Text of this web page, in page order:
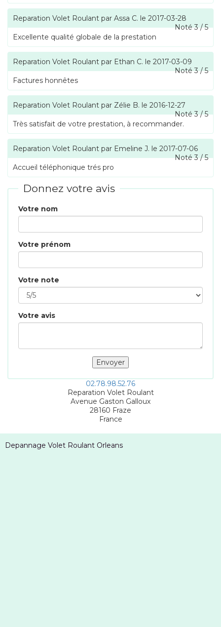
Reparation Volet Roulant par Assa C. le 2017-03-28
Noté3/5
Excellente qualité globale de la prestation
Reparation Volet Roulant par Ethan C. le 2017-03-09
Noté3/5
Factures honnêtes
Reparation Volet Roulant par Zélie B. le 2016-12-27
Noté3/5
Très satisfait de votre prestation, à recommander.
Reparation Volet Roulant par Emeline J. le 2017-07-06
Noté3/5
Accueil téléphonique trés pro
Donnez votre avis
Votre nom
Votre prénom
Votre note
Votre avis
02.78.98.52.76
Reparation Volet Roulant
Avenue Gaston Galloux
28160 Fraze
France
Depannage Volet Roulant Orleans